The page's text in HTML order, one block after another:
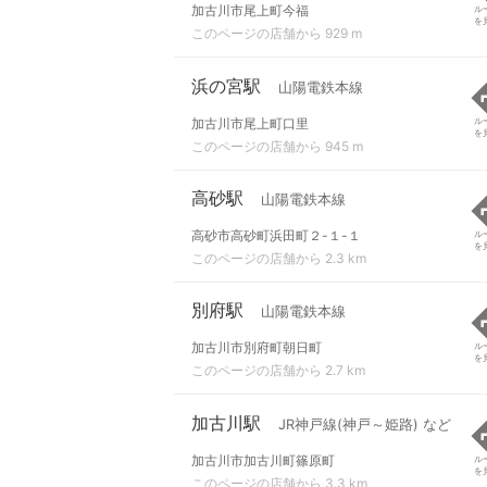
加古川市尾上町今福
このページの店舗から 929 m
ル
を
浜の宮駅 山陽電鉄本線
加古川市尾上町口里
このページの店舗から 945 m
ル
を
高砂駅 山陽電鉄本線
高砂市高砂町浜田町２-１-１
このページの店舗から 2.3 km
ル
を
別府駅 山陽電鉄本線
加古川市別府町朝日町
このページの店舗から 2.7 km
ル
を
加古川駅 JR神戸線(神戸～姫路) など
加古川市加古川町篠原町
このページの店舗から 3.3 km
ル
を